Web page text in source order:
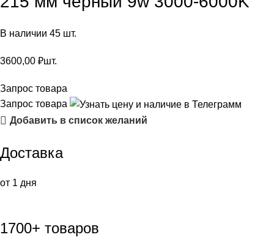
В наличии 45 шт.
3600,00 ₽шт.
Запрос товара
Запрос товара
Добавить в список желаний
Доставка
от 1 дня
1700+ товаров